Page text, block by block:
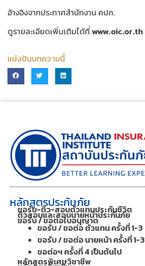
อ้างอิงจากประกาศสำนักงาน คปภ.
ดูรายละเอียดเพิ่มเติมได้ที่www.oic.or.th
แบ่งปันบทความนี้
หลักสูตรประกันภัย
ขอรับ-ติว-สอบตัวแทนประกันชีวิต
ติวสอบและสอบนายหน้าประกันภัย
ขอรับ / ขอต่อใบอนุญาต
ขอรับ / ขอต่อ ตัวแทน ครั้งที่ 1-3
ขอรับ / ขอต่อ นายหน้า ครั้งที่ 1-3
ขอต่อฯ ครั้งที่ 4 เป็นต้นไป
หลักสูตรพิเศษวิชาชีพ